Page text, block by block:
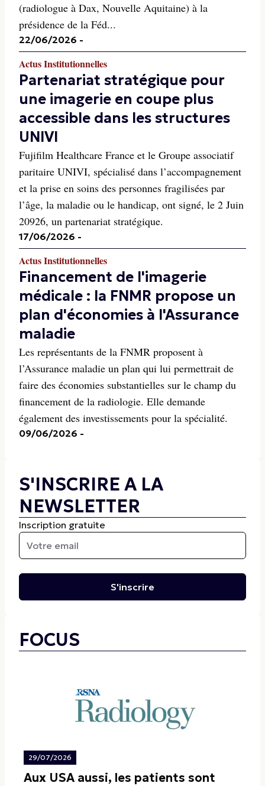
(radiologue à Dax, Nouvelle Aquitaine) à la
présidence de la Féd...
22/06/2026 -
Actus Institutionnelles
Partenariat stratégique pour
une imagerie en coupe plus
accessible dans les structures
UNIVI
Fujifilm Healthcare France et le Groupe associatif
paritaire UNIVI, spécialisé dans l’accompagnement
et la prise en soins des personnes fragilisées par
l’âge, la maladie ou le handicap, ont signé, le 2 Juin
20926, un partenariat stratégique.
17/06/2026 -
Actus Institutionnelles
Financement de l'imagerie
médicale : la FNMR propose un
plan d'économies à l'Assurance
maladie
Les représentants de la FNMR proposent à
l’Assurance maladie un plan qui lui permettrait de
faire des économies substantielles sur le champ du
financement de la radiologie. Elle demande
également des investissements pour la spécialité.
09/06/2026 -
S'INSCRIRE A LA
NEWSLETTER
Inscription gratuite
S'inscrire
FOCUS
29/07/2026
Aux USA aussi, les patients sont